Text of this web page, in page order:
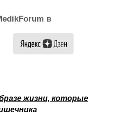
в
жизни, которые